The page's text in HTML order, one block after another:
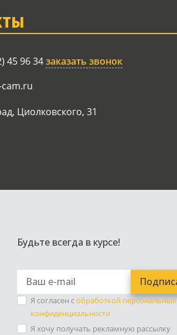
45 96 34заказать звонок
Циолковского, 31
Будьте всегда в курсе!
Я согласен собработкой
конфиденциальности
Я хочу получать рекламную рассылку